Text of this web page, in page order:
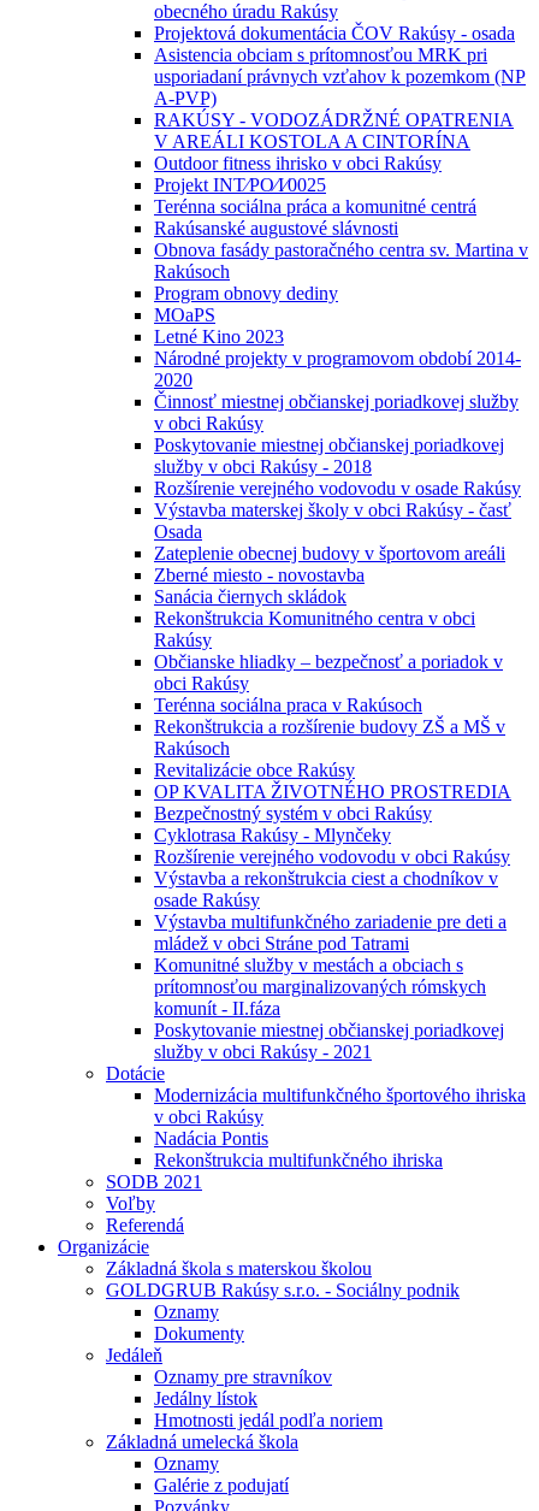
obecného úradu Rakúsy
Projektová dokumentácia ČOV Rakúsy - osada
Asistencia obciam s prítomnosťou MRK pri
usporiadaní právnych vzťahov k pozemkom (NP
A-PVP)
RAKÚSY - VODOZÁDRŽNÉ OPATRENIA
V AREÁLI KOSTOLA A CINTORÍNA
Outdoor fitness ihrisko v obci Rakúsy
Projekt INT⁄PO⁄I⁄0025
Terénna sociálna práca a komunitné centrá
Rakúsanské augustové slávnosti
Obnova fasády pastoračného centra sv. Martina v
Rakúsoch
Program obnovy dediny
MOaPS
Letné Kino 2023
Národné projekty v programovom období 2014-
2020
Činnosť miestnej občianskej poriadkovej služby
v obci Rakúsy
Poskytovanie miestnej občianskej poriadkovej
služby v obci Rakúsy - 2018
Rozšírenie verejného vodovodu v osade Rakúsy
Výstavba materskej školy v obci Rakúsy - časť
Osada
Zateplenie obecnej budovy v športovom areáli
Zberné miesto - novostavba
Sanácia čiernych skládok
Rekonštrukcia Komunitného centra v obci
Rakúsy
Občianske hliadky – bezpečnosť a poriadok v
obci Rakúsy
Terénna sociálna praca v Rakúsoch
Rekonštrukcia a rozšírenie budovy ZŠ a MŠ v
Rakúsoch
Revitalizácie obce Rakúsy
OP KVALITA ŽIVOTNÉHO PROSTREDIA
Bezpečnostný systém v obci Rakúsy
Cyklotrasa Rakúsy - Mlynčeky
Rozšírenie verejného vodovodu v obci Rakúsy
Výstavba a rekonštrukcia ciest a chodníkov v
osade Rakúsy
Výstavba multifunkčného zariadenie pre deti a
mládež v obci Stráne pod Tatrami
Komunitné služby v mestách a obciach s
prítomnosťou marginalizovaných rómskych
komunít - II.fáza
Poskytovanie miestnej občianskej poriadkovej
služby v obci Rakúsy - 2021
Dotácie
Modernizácia multifunkčného športového ihriska
v obci Rakúsy
Nadácia Pontis
Rekonštrukcia multifunkčného ihriska
SODB 2021
Voľby
Referendá
Organizácie
Základná škola s materskou školou
GOLDGRUB Rakúsy s.r.o. - Sociálny podnik
Oznamy
Dokumenty
Jedáleň
Oznamy pre stravníkov
Jedálny lístok
Hmotnosti jedál podľa noriem
Základná umelecká škola
Oznamy
Galérie z podujatí
Pozvánky